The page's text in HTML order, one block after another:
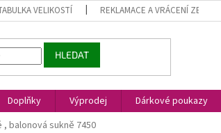
VELIKOSTÍ REKLAMACE A VRÁCENÍ ZBOŽÍ
HLEDAT
Doplňky Výprodej Dárkové poukazy
balonová sukně 7450